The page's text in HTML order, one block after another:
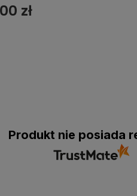
zł
Produkt nie posiada